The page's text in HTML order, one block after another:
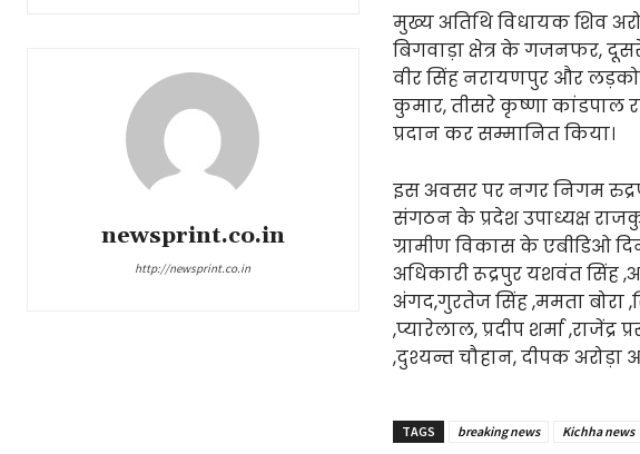
newsprint.co.in
http://newsprint.co.in
मुख्य अतिथि विधायक शिव
बिगवाड़ा क्षेत्र के गजनफर,
वीर सिंह नरायणपुर और लड़को
कुमार, तीसरे कृष्णा कांडपाल
प्रदान कर सम्मानित किया।
इस अवसर पर नगर निगम
संगठन के प्रदेश उपाध्यक्ष
ग्रामीण विकास के एबीडिओ
अधिकारी रूद्रपुर यशवंत
अंगद,गुरतेज सिंह ,ममता बोरा
,प्यारेलाल, प्रदीप शर्मा
,दुश्यन्त चौहान, दीपक अरोड़ा
TAGS breaking news Kichha news